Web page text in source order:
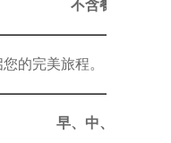
不含餐
的完美旅程。
早、中、晚